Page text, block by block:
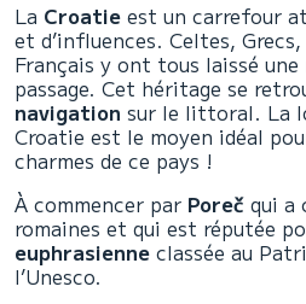
La Croatie est un carrefour
et d’influences. Celtes,
Français y ont tous laissé une
passage. Cet héritage se
navigation sur le littoral. La
Croatie est le moyen idéal
charmes de ce pays !
À commencer par Poreč qui a
romaines et qui est réputée
euphrasienne classée au
l’Unesco.